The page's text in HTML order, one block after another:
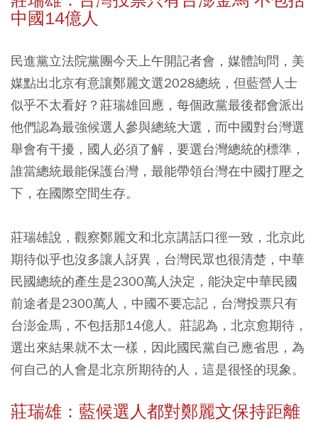
中國14億人
民進黨立法院黨團今天上午開記者會，媒體詢問，美
媒點出北京有意讓鄭麗文選2028總統，但藍營人士
似乎不太看好？莊瑞雄回應，每個政黨最後都會派出
他們認為最強候選人參與總統大選，而中國對台灣選
舉會有干擾，國人必須了解，要選台灣總統的標準，
誰當總統最能保護台灣，最能帶領台灣在中國打壓之
下，在國際空間生存。
莊瑞雄說，觀察鄭麗文和北京講話口徑一致，北京此
期待似乎也沒多讓人訝異，台灣民眾也很清楚，中華
民國總統的產生是2300萬人決定，能決定中華民國
前途者是2300萬人，中國不要忘記，台灣投票只有
台澎金馬，不包括那14億人。莊認為，北京愈期待，
選出來結果就不太一樣，因此國民黨自己應省思，為
何自己的人會是北京所期待的人，這是很怪的現象。
莊瑞雄：藍候選人都對鄭麗文保持距離